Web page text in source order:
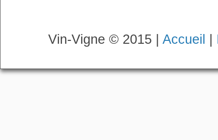
Vin-Vigne © 2015 | Accueil